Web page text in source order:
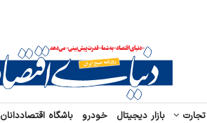
بازار دیجیتال خودرو باشگاه اقتصاددانان